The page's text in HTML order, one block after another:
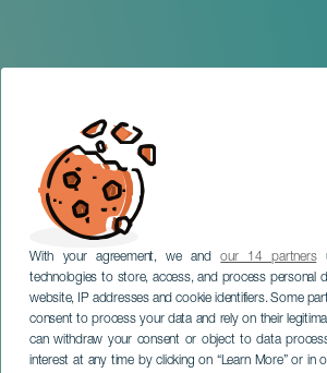
With your agreement, we andour 14 partners
technologies to store, access, and process personal
website, IP addresses and cookie identifiers. Some
consent to process your data and rely on their
can withdraw your consent or object to data
interest at any time by clicking on “Learn More” or in
Exposição
TENERIFE